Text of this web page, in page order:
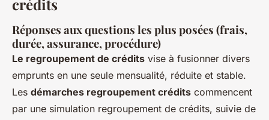
crédits
Réponses aux questions les plus posées (frais,
durée, assurance, procédure)
Le regroupement de crédits vise à fusionner divers
emprunts en une seule mensualité, réduite et stable.
Les démarches regroupement crédits commencent
par une simulation regroupement de crédits, suivie de